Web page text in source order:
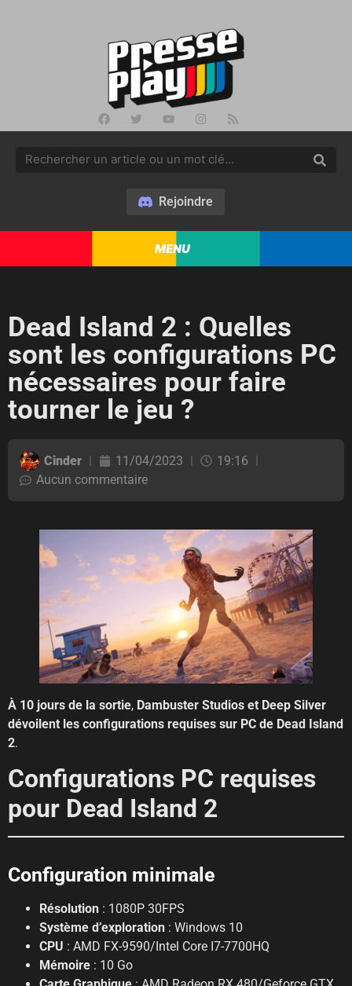
Rejoindre
MENU
Dead Island 2 : Quelles
sont les configurations PC
nécessaires pour faire
tourner le jeu ?
Cinder 11/04/2023
19:16
Aucun commentaire
À 10 jours de la sortie, Dambuster Studios et Deep Silver
dévoilent les configurations requises sur PC de Dead Island
2.
Configurations PC requises
pour Dead Island 2
Configuration minimale
Résolution : 1080P 30FPS
Système d’exploration : Windows 10
CPU : AMD FX-9590/Intel Core I7-7700HQ
Mémoire : 10 Go